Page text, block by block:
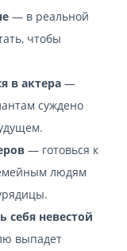
— в реальной
чтобы
в актера —
суждено
— готовься к
людям
невестой
выпадет